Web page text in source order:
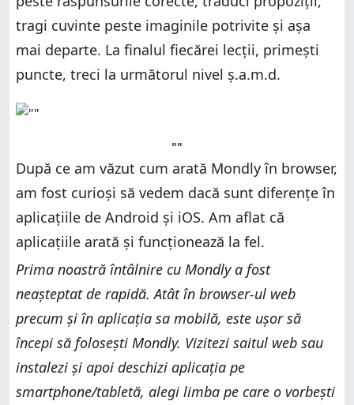
tragi cuvinte peste imaginile potrivite și așa
mai departe. La finalul fiecărei lecții, primești
puncte, treci la următorul nivel ș.a.m.d.
""
După ce am văzut cum arată Mondly în browser,
am fost curioși să vedem dacă sunt diferențe în
aplicațiile de Android și iOS. Am aflat că
aplicațiile arată și funcționează la fel.
Prima noastră întâlnire cu Mondly a fost
neașteptat de rapidă. Atât în browser-ul web
precum și în aplicația sa mobilă, este ușor să
începi să folosești Mondly. Vizitezi saitul web sau
instalezi și apoi deschizi aplicația pe
smartphone/tabletă, alegi limba pe care o vorbești